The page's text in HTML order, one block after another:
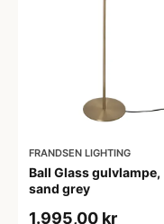
FRANDSEN LIGHTING
Ball Glass gulvlampe,
sand grey
1.995,00 kr